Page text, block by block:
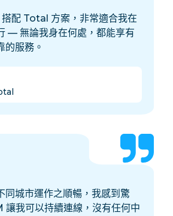
配 Total 方案，非常適合我在
— 無論我身在何處，都能享有
的服務。
同城市運作之順暢，我感到驚
讓我可以持續連線，沒有任何中